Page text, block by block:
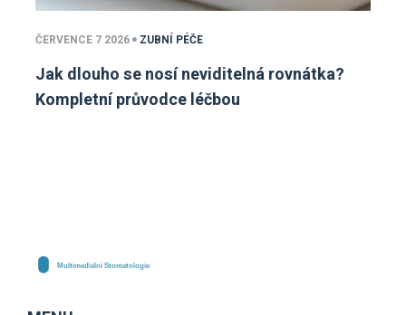
ČERVENCE 7 2026 ZUBNÍ PÉČE
Jak dlouho se nosí neviditelná rovnátka?
Kompletní průvodce léčbou